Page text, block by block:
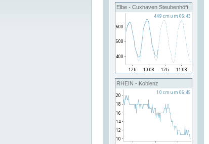
Elbe - Cuxhaven Steubenhöft
RHEIN - Koblenz